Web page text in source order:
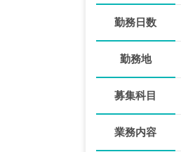
勤務日数
勤務地
募集科目
業務内容